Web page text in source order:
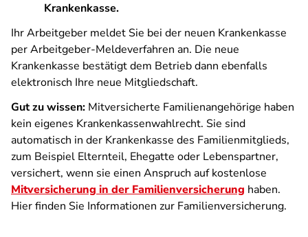
Krankenkasse.
Ihr Arbeitgeber meldet Sie bei der neuen Krankenkasse
per Arbeitgeber-Meldeverfahren an. Die neue
Krankenkasse bestätigt dem Betrieb dann ebenfalls
elektronisch Ihre neue Mitgliedschaft.
Gut zu wissen: Mitversicherte Familienangehörige haben
kein eigenes Krankenkassenwahlrecht. Sie sind
automatisch in der Krankenkasse des Familienmitglieds,
zum Beispiel Elternteil, Ehegatte oder Lebenspartner,
versichert, wenn sie einen Anspruch auf kostenlose
Mitversicherung in der Familienversicherung haben.
Hier finden Sie Informationen zur Familienversicherung.